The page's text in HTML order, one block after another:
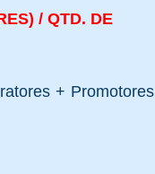
/ QTD. DE
+ Promotores